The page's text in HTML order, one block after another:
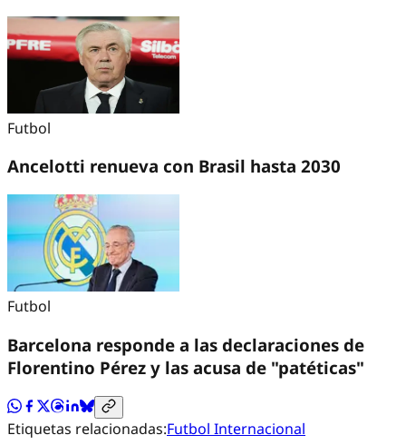
Futbol
Ancelotti renueva con Brasil hasta 2030
Futbol
Barcelona responde a las declaraciones de
Florentino Pérez y las acusa de "patéticas"
Etiquetas relacionadas:Futbol Internacional